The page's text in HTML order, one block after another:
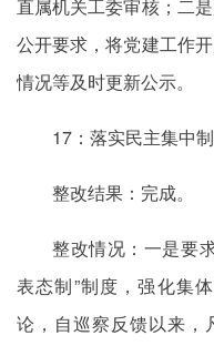
直属机关工委审核；二
公开要求，将党建工作
情况等及时更新公示。
17：落实民主集中制
整改结果：完成。
整改情况：一是要
表态制”制度，强化集
论，自巡察反馈以来，